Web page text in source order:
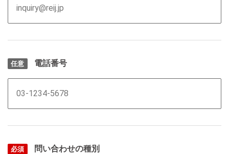
任意 電話番号
必須 問い合わせの種別